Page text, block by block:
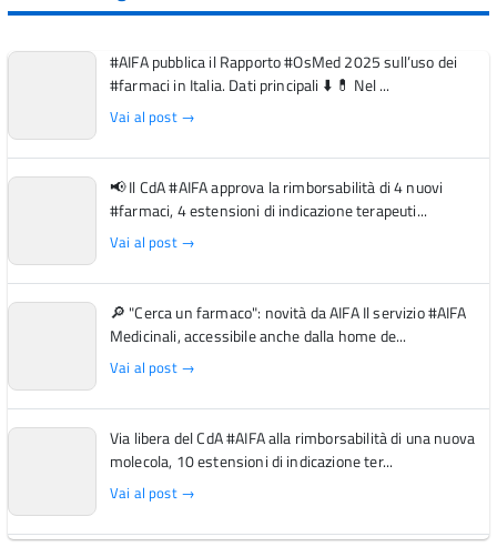
#AIFA pubblica il Rapporto #OsMed 2025 sull’uso dei
#farmaci in Italia. Dati principali ⬇️ 💊 Nel ...
Vai al post →
📢 Il CdA #AIFA approva la rimborsabilità di 4 nuovi
#farmaci, 4 estensioni di indicazione terapeuti...
Vai al post →
🔎 "Cerca un farmaco": novità da AIFA Il servizio #AIFA
Medicinali, accessibile anche dalla home de...
Vai al post →
Via libera del CdA #AIFA alla rimborsabilità di una nuova
molecola, 10 estensioni di indicazione ter...
Vai al post →